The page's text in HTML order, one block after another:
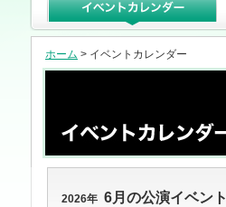
ホーム > イベントカレンダー
2026年 6月の公演イベント